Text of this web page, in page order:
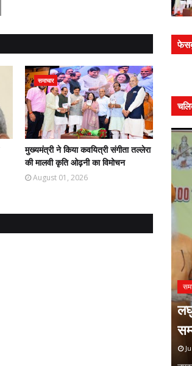
समाचार
मुख्यमंत्री ने किया कवयित्री संगीता तल्लेरा
की मालवी कृति ओढ़नी का विमोचन
August 01, 2026